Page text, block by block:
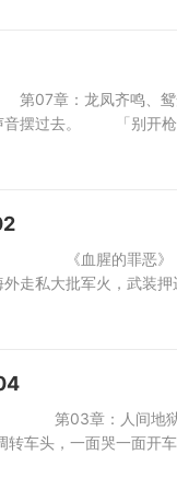
鸣、鸳梦重温 「
音摆过去。 「别开
恶》 内
外走私大批军火，武
狱 这时，西城发
头，一面哭一面开车